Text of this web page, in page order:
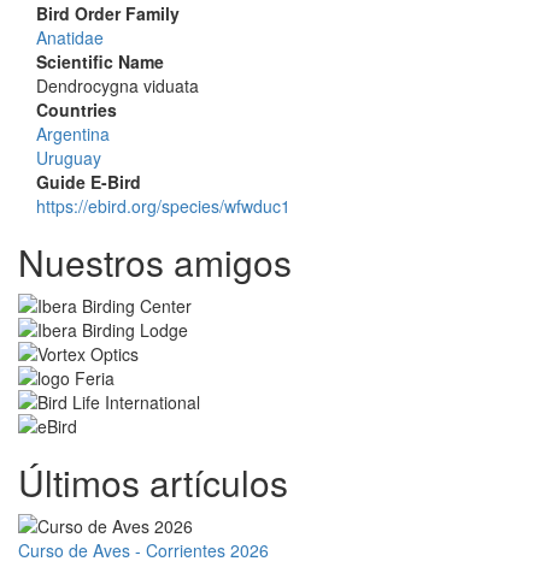
Bird Order Family
Anatidae
Scientific Name
Dendrocygna viduata
Countries
Argentina
Uruguay
Guide E-Bird
https://ebird.org/species/wfwduc1
Nuestros amigos
Últimos artículos
Curso de Aves - Corrientes 2026